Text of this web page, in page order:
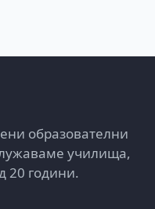
образователни
училища,
20 години.